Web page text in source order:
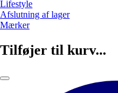
Lifestyle
Afslutning af lager
Mærker
Tilføjer til kurv...